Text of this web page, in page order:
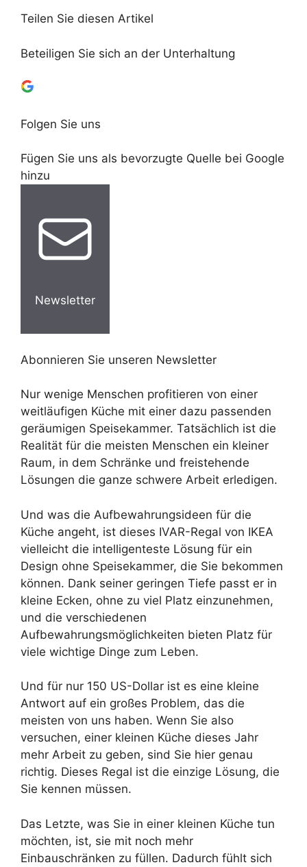
Teilen Sie diesen Artikel
Beteiligen Sie sich an der Unterhaltung
Folgen Sie uns
Fügen Sie uns als bevorzugte Quelle bei Google
hinzu
Newsletter
Abonnieren Sie unseren Newsletter
Nur wenige Menschen profitieren von einer
weitläufigen Küche mit einer dazu passenden
geräumigen Speisekammer. Tatsächlich ist die
Realität für die meisten Menschen ein kleiner
Raum, in dem Schränke und freistehende
Lösungen die ganze schwere Arbeit erledigen.
Und was die Aufbewahrungsideen für die
Küche angeht, ist dieses IVAR-Regal von IKEA
vielleicht die intelligenteste Lösung für ein
Design ohne Speisekammer, die Sie bekommen
können. Dank seiner geringen Tiefe passt er in
kleine Ecken, ohne zu viel Platz einzunehmen,
und die verschiedenen
Aufbewahrungsmöglichkeiten bieten Platz für
viele wichtige Dinge zum Leben.
Und für nur 150 US-Dollar ist es eine kleine
Antwort auf ein großes Problem, das die
meisten von uns haben. Wenn Sie also
versuchen, einer kleinen Küche dieses Jahr
mehr Arbeit zu geben, sind Sie hier genau
richtig. Dieses Regal ist die einzige Lösung, die
Sie kennen müssen.
Das Letzte, was Sie in einer kleinen Küche tun
möchten, ist, sie mit noch mehr
Einbauschränken zu füllen. Dadurch fühlt sich